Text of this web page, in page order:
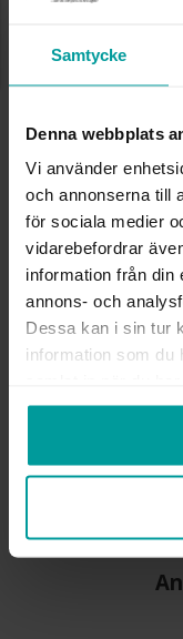
Samtycke
Denna webbplats
Vi använder
och annonserna till
för sociala medier
vidarebefordrar
information från din
annons- och
Dessa kan i sin tur
information som du
Vänligen kontakta
Lagervara. Leveranstid
✅ Alltid grymma deals.
✅ Öppet köp i 30 dagar
✅ Fri frakt till ombud vid
INFO
HÖJD CA (CM)
VARUMÄRKE
MATERIAL